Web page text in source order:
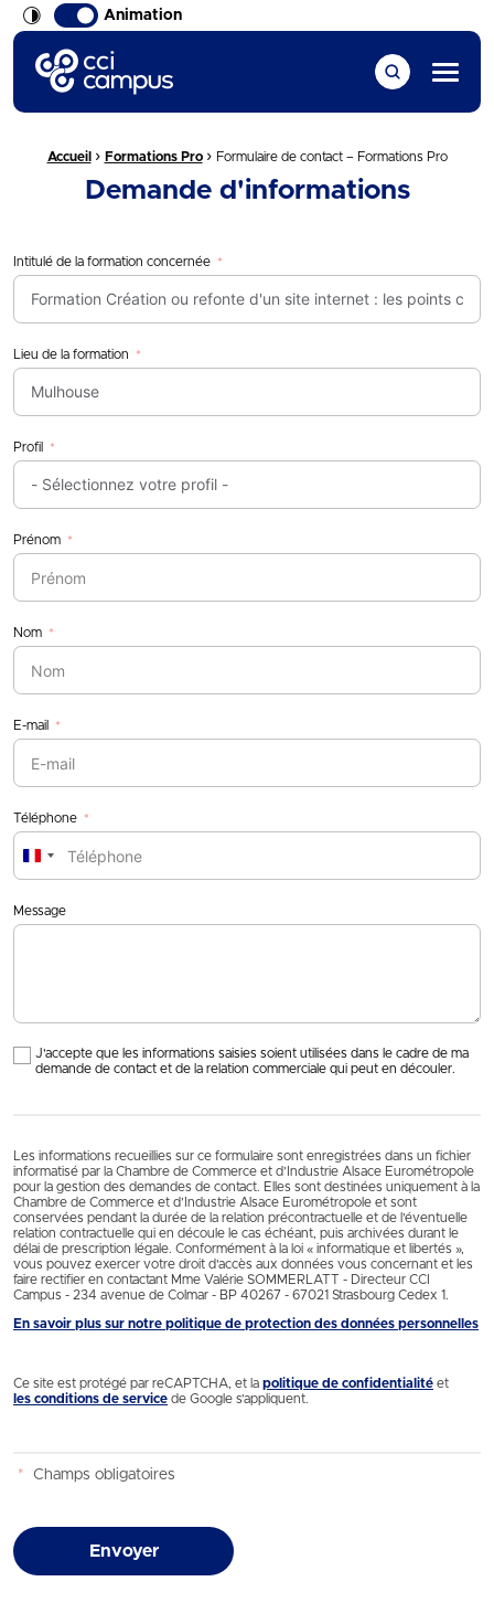
Animation
CCI Campus La formation qui vous ressemble
Menu
Fil d'Ariane :
Accueil › Formations Pro › Formulaire de contact – Formations Pro
Demande d'informations
Intitulé de la formation concernée
Lieu de la formation
Profil
Prénom
Nom
E-mail
Téléphone
France
Message
J'accepte que les informations saisies soient utilisées dans le cadre de ma
demande de contact et de la relation commerciale qui peut en découler.
Les informations recueillies sur ce formulaire sont enregistrées dans un fichier
informatisé par la Chambre de Commerce et d’Industrie Alsace Eurométropole
pour la gestion des demandes de contact. Elles sont destinées uniquement à la
Chambre de Commerce et d’Industrie Alsace Eurométropole et sont
conservées pendant la durée de la relation précontractuelle et de l’éventuelle
relation contractuelle qui en découle le cas échéant, puis archivées durant le
délai de prescription légale. Conformément à la loi « informatique et libertés »,
vous pouvez exercer votre droit d'accès aux données vous concernant et les
faire rectifier en contactant Mme Valérie SOMMERLATT - Directeur CCI
Campus - 234 avenue de Colmar - BP 40267 - 67021 Strasbourg Cedex 1.
En savoir plus sur notre politique de protection des données personnelles
Ce site est protégé par reCAPTCHA, et la politique de confidentialité et
les conditions de service de Google s’appliquent.
* Champs obligatoires
Envoyer